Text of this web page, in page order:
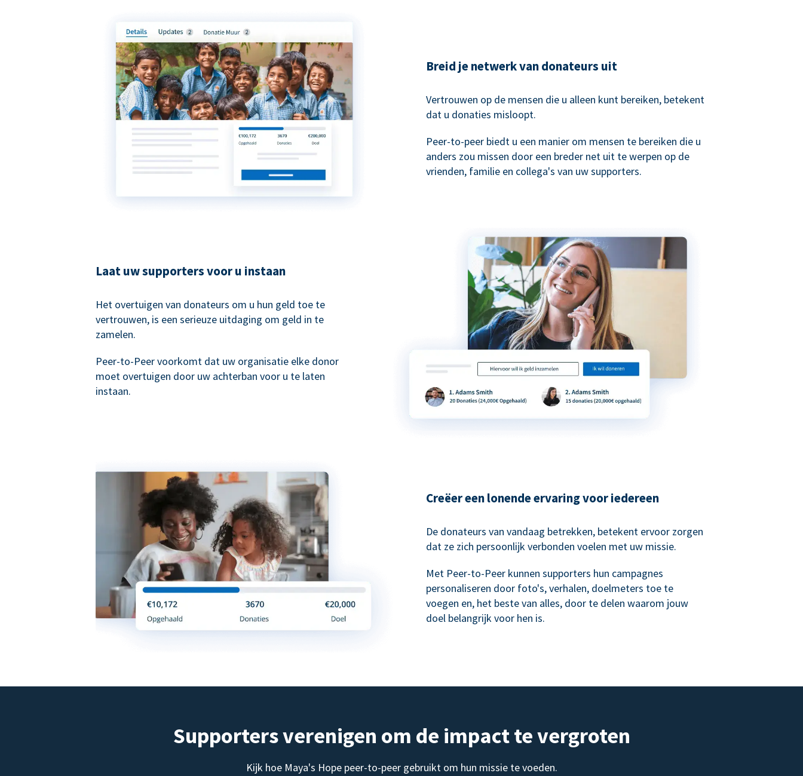
Breid je netwerk van donateurs uit
Vertrouwen op de mensen die u alleen kunt bereiken, betekent
dat u donaties misloopt.
Peer-to-peer biedt u een manier om mensen te bereiken die u
anders zou missen door een breder net uit te werpen op de
vrienden, familie en collega's van uw supporters.
Laat uw supporters voor u instaan
Het overtuigen van donateurs om u hun geld toe te
vertrouwen, is een serieuze uitdaging om geld in te
zamelen.
Peer-to-Peer voorkomt dat uw organisatie elke donor
moet overtuigen door uw achterban voor u te laten
instaan.
Creëer een lonende ervaring voor iedereen
De donateurs van vandaag betrekken, betekent ervoor zorgen
dat ze zich persoonlijk verbonden voelen met uw missie.
Met Peer-to-Peer kunnen supporters hun campagnes
personaliseren door foto's, verhalen, doelmeters toe te
voegen en, het beste van alles, door te delen waarom jouw
doel belangrijk voor hen is.
Supporters verenigen om de impact te vergroten
Kijk hoe Maya's Hope peer-to-peer gebruikt om hun missie te voeden.